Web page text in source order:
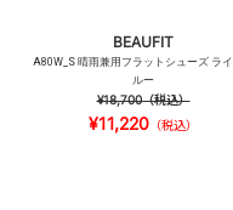
BEAUFIT
A80W_S 晴雨兼用フラットシューズ ラ
ルー
¥18,700（税込）
¥11,220 （税込）